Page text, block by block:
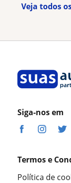
Veja todos
Siga-nos em
Termos e
Política de